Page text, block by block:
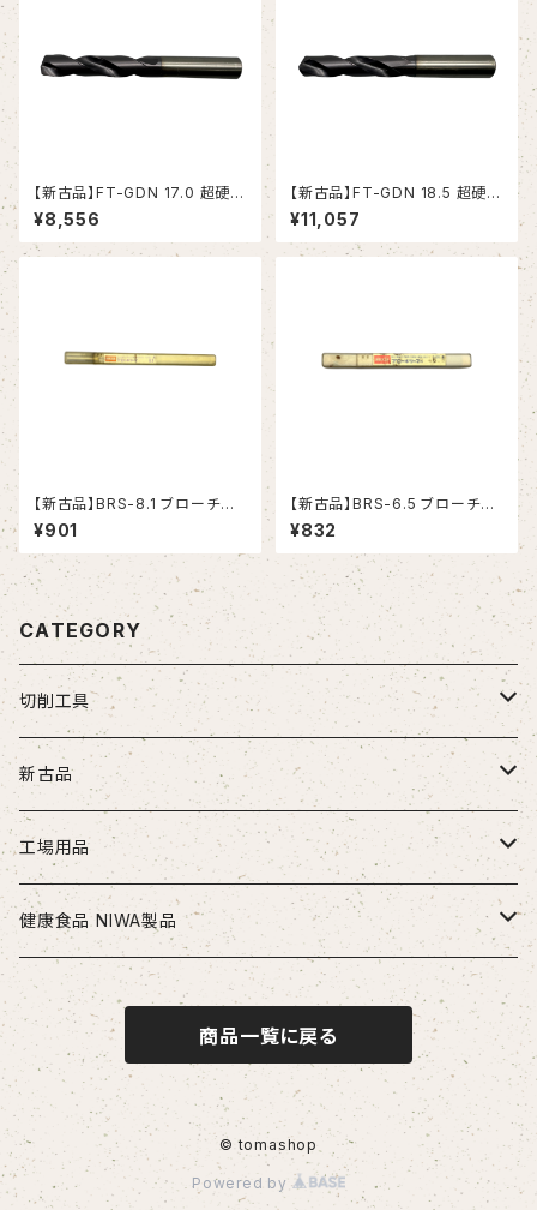
【新古品】FT-GDN 17.0 超硬ド
リル (OSG)
¥8,556
【新古品】FT-GDN 18.5 超硬ド
リル (OSG)
¥11,057
【新古品】BRS-8.1 ブローチリ
ーマ ストレートシャンク（日研工
作所）
¥901
【新古品】BRS-6.5 ブローチリ
ーマ ストレートシャンク（日研工
作所）
¥832
CATEGORY
切削工具
ドリル
ソリッドドリル（超硬/ハイス/他）
段付きドリル・座繰りドリル
ヘッド交換式ドリル
ヘッド交換式ドリル用ホルダ
刃先交換式ドリル用チップ
刃先交換式ドリル用ホルダ
エンドミル
超硬エンドミル
ハイスエンドミル
タップ
ハンドタップ
スパイラルタップ
ポイントタップ
ロールタップ
リーマ
ストレートリーマ・ハンドリーマ
スパイラルリーマ・ヘリカルリーマ
テーパリーマ
チップ
外径用・内径用チップ
溝入れ用・突っ切り用チップ
新古品
お得セット品
切削工具
ドリル
エンドミル
リーマ
配管部品
治具
コレット
測定工具
工場用品
安全・保護用品
ヘルメット
健康食品 NIWA製品
ニワメイツ21 [送料無料]
ニワAOAFスペシャル[送料無料]
ロイヤルセレクト [送料無料]
商品一覧に戻る
© tomashop
Powered by